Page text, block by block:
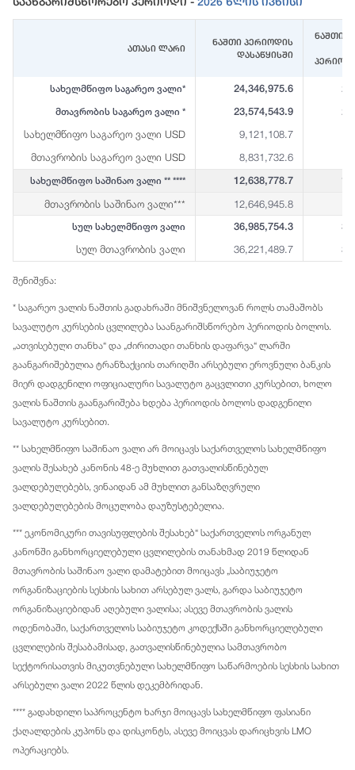
ათასი ლარი
ნაშთი პერიოდის
დასაწყისში
ნაშთი
სახელმწიფო საგარეო ვალი* 24,346,975.6
მთავრობის საგარეო ვალი * 23,574,543.9
სახელმწიფო საგარეო ვალი USD 9,121,108.7
მთავრობის საგარეო ვალი USD
8,831,732.6
სახელმწიფო საშინაო ვალი ** **** 12,638,778.7
მთავრობის საშინაო ვალი*** 12,646,945.8
სულ სახელმწიფო ვალი 36,985,754.3
სულ მთავრობის ვალი 36,221,489.7
შენიშვნა:
* საგარეო ვალის ნაშთის გადახრაში მნიშვნელოვან როლს თამაშობს
სავალუტო კურსების ცვლილება საანგარიშსწორებო პერიოდის ბოლოს.
„ათვისებული თანხა“ და „ძირითადი თანხის დაფარვა“ ლარში
გაანგარიშებულია ტრანზაქციის თარიღში არსებული ეროვნული ბანკის
მიერ დადგენილი ოფიციალური სავალუტო გაცვლითი კურსებით, ხოლო
ვალის ნაშთის გაანგარიშება ხდება პერიოდის ბოლოს დადგენილი
სავალუტო კურსებით.
** სახელმწიფო საშინაო ვალი არ მოიცავს საქართველოს სახელმწიფო
ვალის შესახებ კანონის 48-ე მუხლით გათვალისწინებულ
ვალდებულებებს, ვინაიდან ამ მუხლით განსაზღვრული
ვალდებულებების მოცულობა დაუზუსტებელია.
*** ეკონომიკური თავისუფლების შესახებ“ საქართველოს ორგანულ
კანონში განხორციელებული ცვლილების თანახმად 2019 წლიდან
მთავრობის საშინაო ვალი დამატებით მოიცავს „საბიუჯეტო
ორგანიზაციების სესხის სახით არსებულ ვალს, გარდა საბიუჯეტო
ორგანიზაციებიდან აღებული ვალისა; ასევე მთავრობის ვალის
ოდენობაში, საქართველოს საბიუჯეტო კოდექსში განხორციელებული
ცვლილების შესაბამისად, გათვალისწინებულია სამთავრობო
სექტორისათვის მიკუთვნებული სახელმწიფო საწარმოების სესხის სახით
არსებული ვალი 2022 წლის დეკემბრიდან.
**** გადახდილი საპროცენტო ხარჯი მოიცავს სახელმწიფო ფასიანი
ქაღალდების კუპონს და დისკონტს, ასევე მოიცვას დარიცხვის LMO
ოპერაციებს.